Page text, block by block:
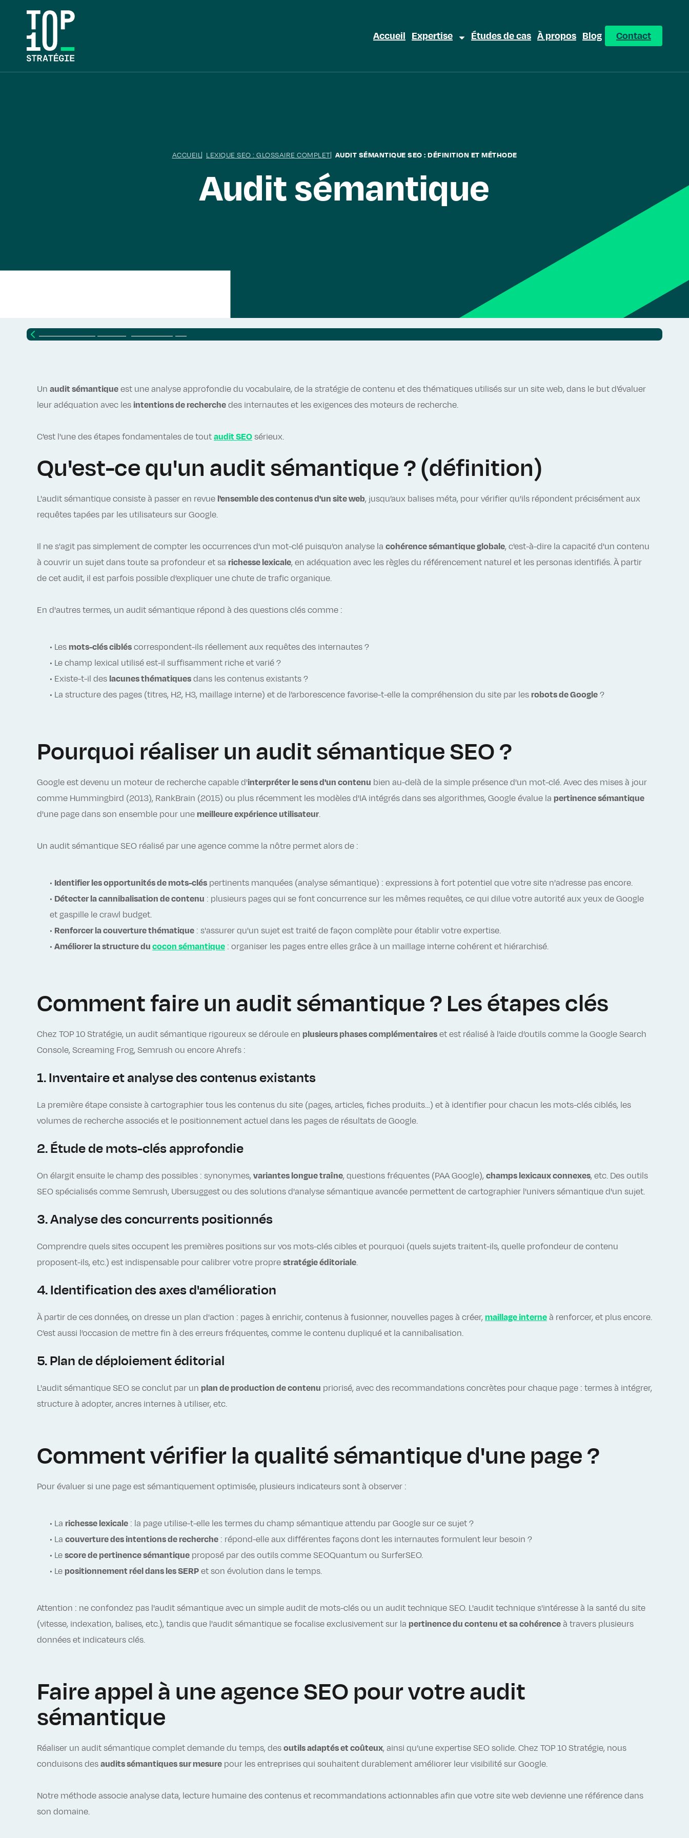
Accueil Expertise Études de cas À propos Blog Contact
ACCUEIL LEXIQUE SEO : GLOSSAIRE COMPLET AUDIT SÉMANTIQUE SEO : DÉFINITION ET MÉTHODE
Audit sémantique
Un audit sémantiqueest une analyse approfondie du vocabulaire, de la stratégie de contenu et des thématiques utilisés sur un site web, dans le but d'évaluer
leur adéquation avec les intentions de recherchedes internautes et les exigences des moteurs de recherche.
C'est l'une des étapes fondamentales de tout audit SEOsérieux.
Qu'est-ce qu'un audit sémantique ? (définition)
L'audit sémantique consiste à passer en revue l'ensemble des contenus d'un site web, jusqu’aux balises méta, pour vérifier qu'ils répondent précisément aux
requêtes tapées par les utilisateurs sur Google.
Il ne s'agit pas simplement de compter les occurrences d'un mot-clé puisqu’on analyse la cohérence sémantique globale, c'est-à-dire la capacité d'un contenu
à couvrir un sujet dans toute sa profondeur et sa richesse lexicale, en adéquation avec les règles du référencement naturel et les personas identifiés. À partir
de cet audit, il est parfois possible d’expliquer une chute de trafic organique.
En d'autres termes, un audit sémantique répond à des questions clés comme :
• Les mots-clés cibléscorrespondent-ils réellement aux requêtes des internautes ?
• Le champ lexical utilisé est-il suffisamment riche et varié ?
• Existe-t-il des lacunes thématiquesdans les contenus existants ?
• La structure des pages (titres, H2, H3, maillage interne) et de l’arborescence favorise-t-elle la compréhension du site par les robots de Google?
Pourquoi réaliser un audit sémantique SEO ?
Google est devenu un moteur de recherche capable d'interpréter le sens d'un contenu bien au-delà de la simple présence d'un mot-clé. Avec des mises à jour
comme Hummingbird (2013), RankBrain (2015) ou plus récemment les modèles d'IA intégrés dans ses algorithmes, Google évalue la pertinence sémantique
d'une page dans son ensemble pour une meilleure expérience utilisateur.
Un audit sémantique SEO réalisé par une agence comme la nôtre permet alors de :
• Identifier les opportunités de mots-cléspertinents manquées (analyse sémantique) : expressions à fort potentiel que votre site n'adresse pas encore.
• Détecter la cannibalisation de contenu : plusieurs pages qui se font concurrence sur les mêmes requêtes, ce qui dilue votre autorité aux yeux de Google
et gaspille le crawl budget.
• Renforcer la couverture thématique: s'assurer qu'un sujet est traité de façon complète pour établir votre expertise.
• Améliorer la structure du cocon sémantique: organiser les pages entre elles grâce à un maillage interne cohérent et hiérarchisé.
Comment faire un audit sémantique ? Les étapes clés
Chez TOP 10 Stratégie, un audit sémantique rigoureux se déroule en plusieurs phases complémentaireset est réalisé à l’aide d’outils comme la Google Search
Console, Screaming Frog, Semrush ou encore Ahrefs :
1. Inventaire et analyse des contenus existants
La première étape consiste à cartographier tous les contenus du site (pages, articles, fiches produits…) et à identifier pour chacun les mots-clés ciblés, les
volumes de recherche associés et le positionnement actuel dans les pages de résultats de Google.
2. Étude de mots-clés approfondie
On élargit ensuite le champ des possibles : synonymes, variantes longue traîne, questions fréquentes (PAA Google), champs lexicaux connexes, etc. Des outils
SEO spécialisés comme Semrush, Ubersuggest ou des solutions d'analyse sémantique avancée permettent de cartographier l'univers sémantique d'un sujet.
3. Analyse des concurrents positionnés
Comprendre quels sites occupent les premières positions sur vos mots-clés cibles et pourquoi (quels sujets traitent-ils, quelle profondeur de contenu
proposent-ils, etc.) est indispensable pour calibrer votre propre stratégie éditoriale.
4. Identification des axes d'amélioration
À partir de ces données, on dresse un plan d'action : pages à enrichir, contenus à fusionner, nouvelles pages à créer, maillage interneà renforcer, et plus encore.
C’est aussi l’occasion de mettre fin à des erreurs fréquentes, comme le contenu dupliqué et la cannibalisation.
5. Plan de déploiement éditorial
L'audit sémantique SEO se conclut par un plan de production de contenu priorisé, avec des recommandations concrètes pour chaque page : termes à intégrer,
structure à adopter, ancres internes à utiliser, etc.
Comment vérifier la qualité sémantique d'une page ?
Pour évaluer si une page est sémantiquement optimisée, plusieurs indicateurs sont à observer :
• La richesse lexicale: la page utilise-t-elle les termes du champ sémantique attendu par Google sur ce sujet ?
• La couverture des intentions de recherche: répond-elle aux différentes façons dont les internautes formulent leur besoin ?
• Le score de pertinence sémantiqueproposé par des outils comme SEOQuantum ou SurferSEO.
• Le positionnement réel dans les SERPet son évolution dans le temps.
Attention : ne confondez pas l'audit sémantique avec un simple audit de mots-clés ou un audit technique SEO. L'audit technique s'intéresse à la santé du site
(vitesse, indexation, balises, etc.), tandis que l'audit sémantique se focalise exclusivement sur la pertinence du contenu et sa cohérenceà travers plusieurs
données et indicateurs clés.
Faire appel à une agence SEO pour votre audit
sémantique
Réaliser un audit sémantique complet demande du temps, des outils adaptés et coûteux, ainsi qu’une expertise SEO solide. Chez TOP 10 Stratégie, nous
conduisons des audits sémantiques sur mesurepour les entreprises qui souhaitent durablement améliorer leur visibilité sur Google.
Notre méthode associe analyse data, lecture humaine des contenus et recommandations actionnables afin que votre site web devienne une référence dans
son domaine.